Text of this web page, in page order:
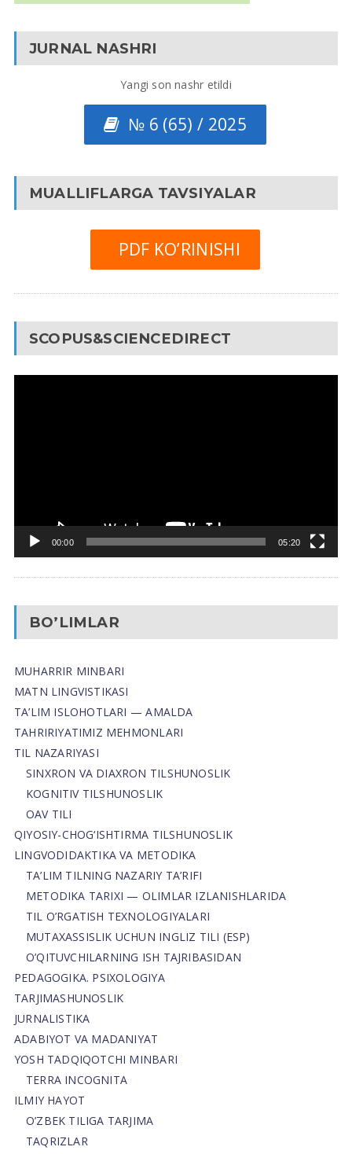
JURNAL NASHRI
Yangi son nashr etildi
№ 6 (65) / 2025
MUALLIFLARGA TAVSIYALAR
PDF KO’RINISHI
SCOPUS&SCIENCEDIRECT
00:00 05:20
BO’LIMLAR
MUHARRIR MINBARI
MATN LINGVISTIKASI
TA’LIM ISLOHOTLARI — AMALDA
TAHRIRIYATIMIZ MEHMONLARI
TIL NAZARIYASI
SINXRON VA DIAXRON TILSHUNOSLIK
KOGNITIV TILSHUNOSLIK
OAV TILI
QIYOSIY-CHOG‘ISHTIRMA TILSHUNOSLIK
LINGVODIDAKTIKA VA METODIKA
TA’LIM TILNING NAZARIY TA’RIFI
METODIKA TARIXI — OLIMLAR IZLANISHLARIDA
TIL O’RGATISH TEXNOLOGIYALARI
MUTAXASSISLIK UCHUN INGLIZ TILI (ESP)
O’QITUVCHILARNING ISH TAJRIBASIDAN
PEDAGOGIKA. PSIXOLOGIYA
TARJIMASHUNOSLIK
JURNALISTIKA
ADABIYOT VA MADANIYAT
YOSH TADQIQOTCHI MINBARI
TERRA INCOGNITA
ILMIY HAYOT
O’ZBEK TILIGA TARJIMA
TAQRIZLAR